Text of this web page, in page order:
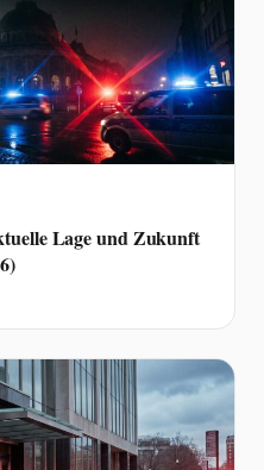
Lage und Zukunft